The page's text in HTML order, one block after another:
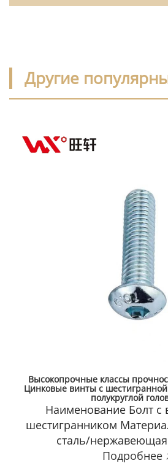
Другие
Класс прочности 12.9 Черные
DIN7984 с шестигранным
головкой
Наименование Болт с
шестигранником
сталь/нержавеющая
Подробнее